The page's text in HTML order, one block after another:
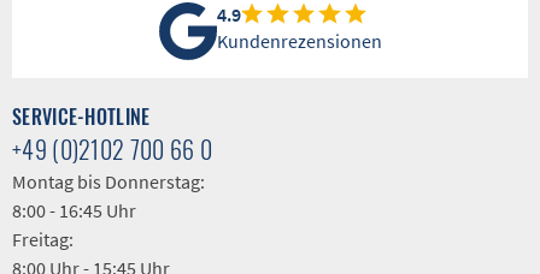
4.9
Kundenrezensionen
SERVICE-HOTLINE
+49 (0)2102 700 66 0
Montag bis Donnerstag:
8:00 - 16:45 Uhr
Freitag:
8:00 Uhr - 15:45 Uhr